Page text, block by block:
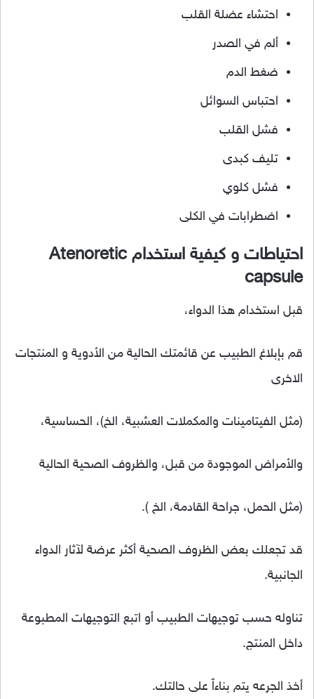
احتشاء عضلة القلب
ألم في الصدر
ضغط الدم
احتباس السوائل
فشل القلب
تليف كبدى
فشل كلوي
اضطرابات في الكلى
احتياطات و كيفية استخدام Atenoretic
capsule
قبل استخدام هذا الدواء،
قم بإبلاغ الطبيب عن قائمتك الحالية من الأدوية و المنتجات
الاخرى
(مثل الفيتامينات والمكملات العشبية، الخ)، الحساسية،
والأمراض الموجودة من قبل، والظروف الصحية الحالية
(مثل الحمل، جراحة القادمة، الخ ).
قد تجعلك بعض الظروف الصحية أكثر عرضة لآثار الدواء
الجانبية.
تناوله حسب توجيهات الطبيب أو اتبع التوجيهات المطبوعة
داخل المنتج.
أخذ الجرعه يتم بناءاً على حالتك.